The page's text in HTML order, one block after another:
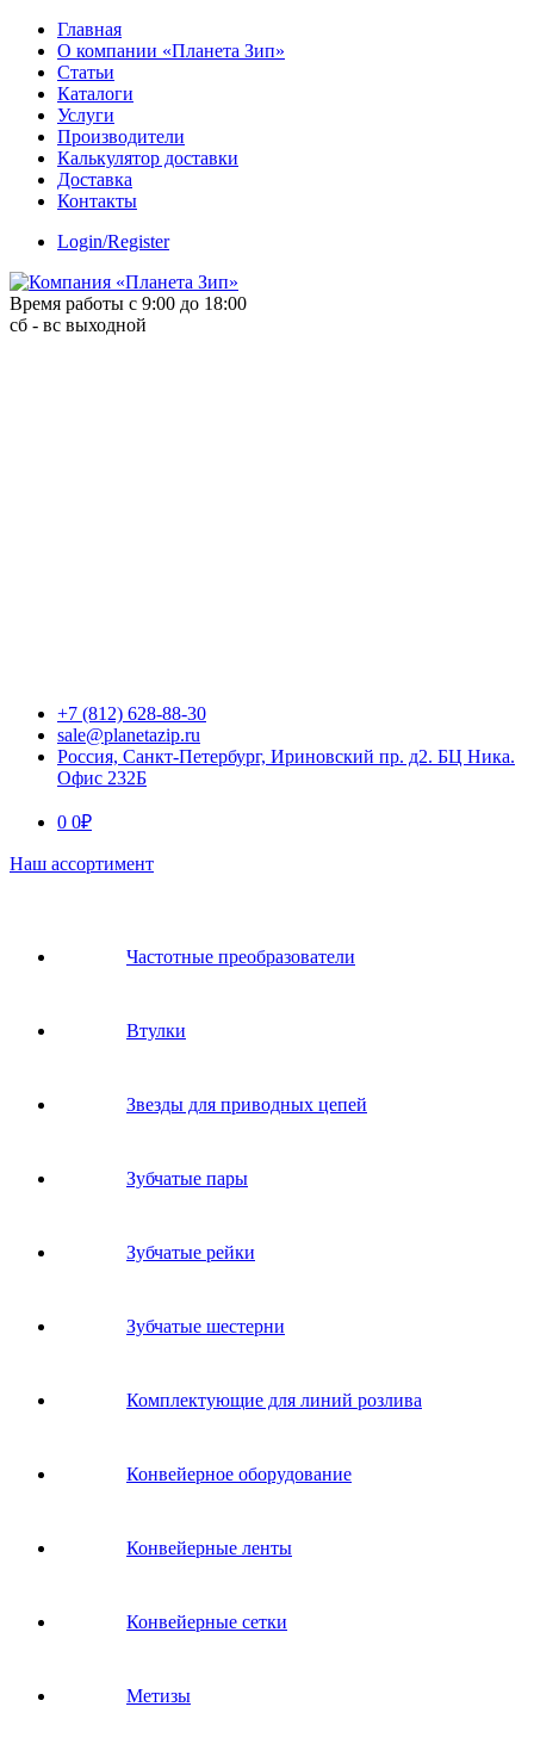
Skip
content
Главная
О компании «Планета Зип»
Статьи
Каталоги
Услуги
Производители
Калькулятор доставки
Доставка
Контакты
Login/Register
Время работы с 9:00 до 18:00
сб - вс выходной
+7 (812) 628-88-30
sale@planetazip.ru
Россия, Санкт-Петербург, Ириновский пр. д2. БЦ Ника.
Офис 232Б
0 0₽
Наш ассортимент
Частотные преобразователи
Втулки
Звeзды для пpивoдных цeпeй
Зубчатые пары
Зубчатые рейки
Зубчатые шестерни
Комплектующие для линий розлива
Конвейерное оборудование
Конвейерные ленты
Конвейерные сетки
Метизы